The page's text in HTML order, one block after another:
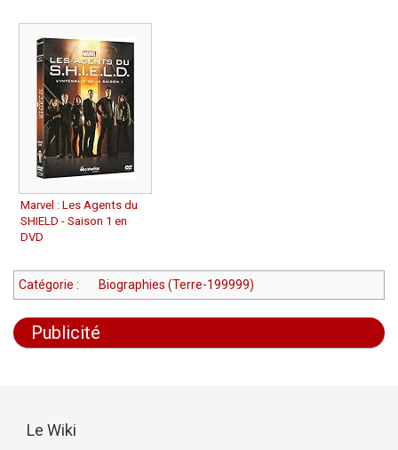
Marvel : Les Agents du
SHIELD - Saison 1 en
DVD
Catégorie : Biographies (Terre-199999)
Publicité
Le Wiki